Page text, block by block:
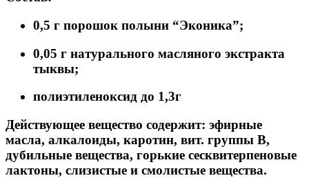
0,5 г порошок полыни “Эконика”;
0,05 г натурального масляного экстракта
тыквы;
полиэтиленоксид до 1,3г
Действующее вещество содержит: эфирные
масла, алкалоиды, каротин, вит. группы В,
дубильные вещества, горькие сесквитерпеновые
лактоны, слизистые и смолистые вещества.